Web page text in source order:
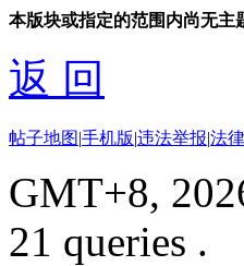
本版块或指定的范围内尚无主
返 回
帖子地图|手机版|违法举报|法
GMT+8,
21 queries .